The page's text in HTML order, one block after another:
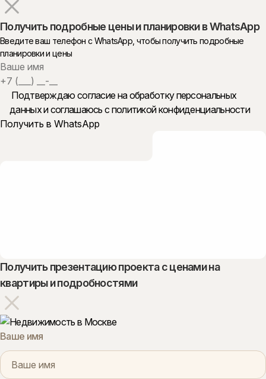
Получить подробные цены и планировки в WhatsApp
Введите ваш телефон c WhatsApp, чтобы получить подробные
планировки и цены
Подтверждаю согласие на обработку персональных
данных исоглашаюсь с политикой конфиденциальности
Получить презентацию проекта с ценами на
квартиры и подробностями
Ваше имя